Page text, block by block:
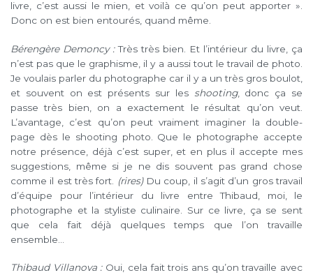
livre, c’est aussi le mien, et voilà ce qu’on peut apporter ».
Donc on est bien entourés, quand même.
Bérengère Demoncy :Très très bien. Et l’intérieur du livre, ça
n’est pas que le graphisme, il y a aussi tout le travail de photo.
Je voulais parler du photographe car il y a un très gros boulot,
et souvent on est présents sur les shooting, donc ça se
passe très bien, on a exactement le résultat qu’on veut.
L’avantage, c’est qu’on peut vraiment imaginer la double-
page dès le shooting photo. Que le photographe accepte
notre présence, déjà c’est super, et en plus il accepte mes
suggestions, même si je ne dis souvent pas grand chose
comme il est très fort.
(rires)Du coup, il s’agit d’un gros travail
d’équipe pour l’intérieur du livre entre Thibaud, moi, le
photographe et la styliste culinaire. Sur ce livre, ça se sent
que cela fait déjà quelques temps que l’on travaille
ensemble…
Thibaud Villanova :Oui, cela fait trois ans qu’on travaille avec